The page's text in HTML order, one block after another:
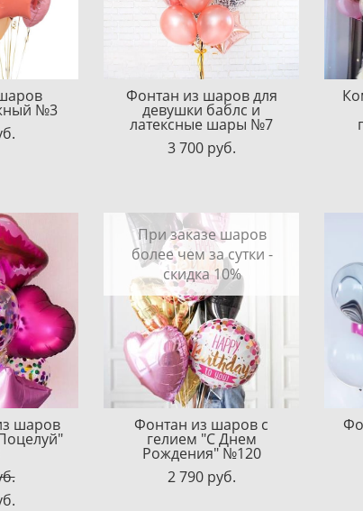
№3
Фонтан из шаров для
девушки баблс и
латексные шары №7
3 700 pуб.
шаров
При заказе шаров
более чем за сутки -
скидка 10%
Фонтан из шаров с
гелием "C Днем
Рождения" №120
2 790 pуб.